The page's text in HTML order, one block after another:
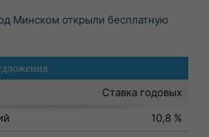
Минском открыли бесплатную
Ставка годовых
10,8 %